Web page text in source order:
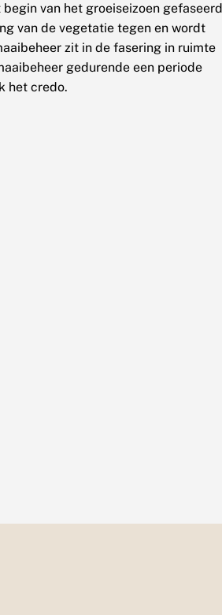
van het groeiseizoen gefaseerd
van de vegetatie tegen en wordt
zit in de fasering in ruimte
gedurende een periode
het credo.